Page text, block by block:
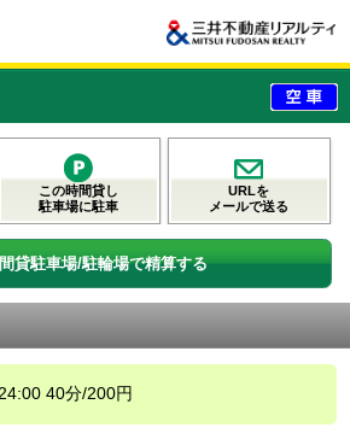
この時間貸し
駐車場に駐車
URLを
メールで送る
貸駐車場/駐輪場で精算する
40分/200円